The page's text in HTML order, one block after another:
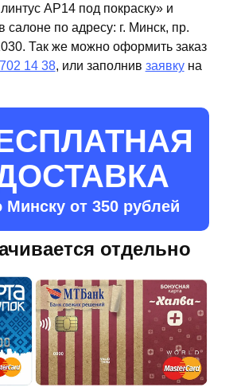
AP14 под покраску» и
салоне по адресу: г. Минск, пр.
Так же можно оформить заказ
14 38, или заполнив заявкуна
Минску от 350 рублей
отдельно